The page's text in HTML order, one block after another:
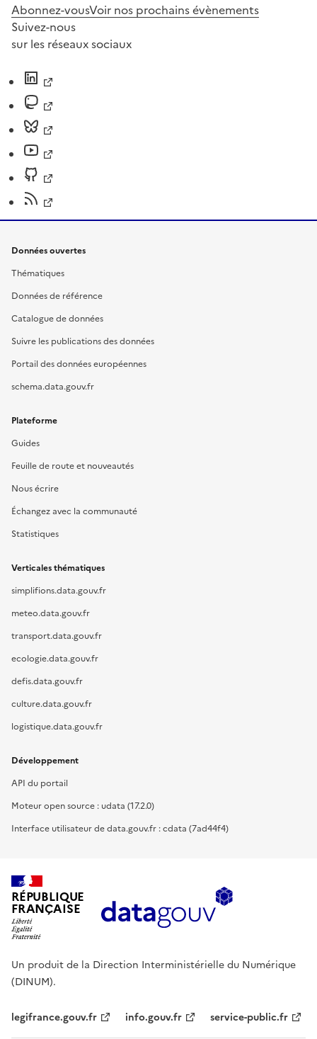
Abonnez-vousVoir nos prochains évènements
Suivez-nous
sur les réseaux sociaux
Données ouvertes
Thématiques
Données de référence
Catalogue de données
Suivre les publications des données
Portail des données européennes
schema.data.gouv.fr
Plateforme
Guides
Feuille de route et nouveautés
Nous écrire
Échangez avec la communauté
Statistiques
Verticales thématiques
simplifions.data.gouv.fr
meteo.data.gouv.fr
transport.data.gouv.fr
ecologie.data.gouv.fr
defis.data.gouv.fr
culture.data.gouv.fr
logistique.data.gouv.fr
Développement
API du portail
Moteur open source : udata (17.2.0)
Interface utilisateur de data.gouv.fr : cdata (7ad44f4)
RÉPUBLIQUE
FRANÇAISE
Un produit de la Direction Interministérielle du Numérique
(DINUM).
legifrance.gouv.fr info.gouv.fr service-public.fr